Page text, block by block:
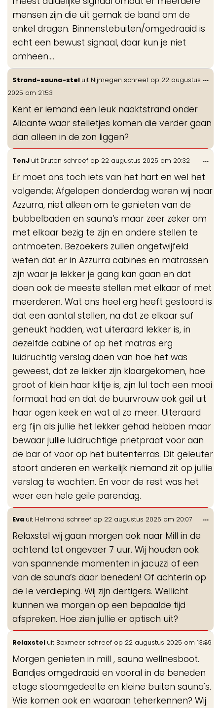
mensen zijn die uit gemak de band om de
enkel dragen. Binnenstebuiten/omgedraaid is
echt een bewust signaal, daar kun je niet
omheen….
Strand-sauna-stel uit Nijmegen schreef op 22 augustus
2025 om 21:53
Kent er iemand een leuk naaktstrand onder
Alicante waar stelletjes komen die verder gaan
dan alleen in de zon liggen?
...
TenJ uit Druten schreef op 22 augustus 2025 om 20:32
Er moet ons toch iets van het hart en wel het
volgende; Afgelopen donderdag waren wij naar
Azzurra, niet alleen om te genieten van de
bubbelbaden en sauna’s maar zeer zeker om
met elkaar bezig te zijn en andere stellen te
ontmoeten. Bezoekers zullen ongetwijfeld
weten dat er in Azzurra cabines en matrassen
zijn waar je lekker je gang kan gaan en dat
doen ook de meeste stellen met elkaar of met
meerderen. Wat ons heel erg heeft gestoord is
dat een aantal stellen, na dat ze elkaar suf
geneukt hadden, wat uiteraard lekker is, in
dezelfde cabine of op het matras erg
luidruchtig verslag doen van hoe het was
geweest, dat ze lekker zijn klaargekomen, hoe
groot of klein haar klitje is, zijn lul toch een mooi
formaat had en dat de buurvrouw ook geil uit
haar ogen keek en wat al zo meer. Uiteraard
erg fijn als jullie het lekker gehad hebben maar
bewaar jullie luidruchtige prietpraat voor aan
de bar of voor op het buitenterras. Dit geleuter
stoort anderen en werkelijk niemand zit op jullie
verslag te wachten. En voor de rest was het
weer een hele geile parendag.
...
Eva uit Helmond schreef op 22 augustus 2025 om 20:07
Relaxstel wij gaan morgen ook naar Mill in de
ochtend tot ongeveer 7 uur. Wij houden ook
van spannende momenten in jacuzzi of een
van de sauna’s daar beneden! Of achterin op
de 1e verdieping. Wij zijn dertigers. Wellicht
kunnen we morgen op een bepaalde tijd
afspreken. Hoe zien jullie er optisch uit?
...
Relaxstel uit Boxmeer schreef op 22 augustus 2025 om 13:39
Morgen genieten in mill , sauna wellnesboot.
Bandjes omgedraaid en vooral in de beneden
etage stoomgedeelte en kleine buiten sauna's.
Wie komen ook en waaraan teherkennen? Wij
...